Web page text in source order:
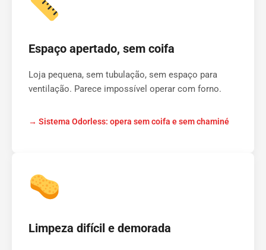
Espaço apertado, sem coifa
Loja pequena, sem tubulação, sem espaço para
ventilação. Parece impossível operar com forno.
→ Sistema Odorless: opera sem coifa e sem chaminé
Limpeza difícil e demorada